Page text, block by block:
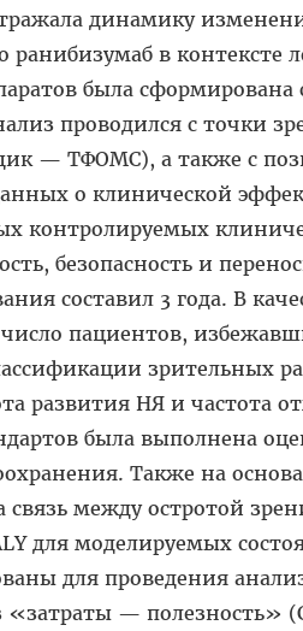
динамику
в контексте
была сформирована
проводился с точки
— ТФОМС), а также с
о клинической
контролируемых
безопасность и
составил 3 года. В
пациентов,
зрительных
развития НЯ и частота
была выполнена
Также на
связь между остротой
для моделируемых
для проведения
— полезность»